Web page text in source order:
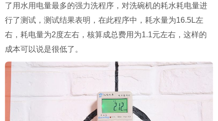
了用水用电量最多的强力洗程序，对洗碗机的耗水耗电量进
行了测试，测试结果表明，在此程序中，耗水量为16.5L左
右，耗电量为2度左右，核算成总费用为1.1元左右，这样的
成本可以说是很低了。